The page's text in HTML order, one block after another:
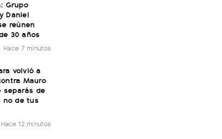
Grupo
Daniel
reúnen
30 años
Hace 7 minutos
volvió a
Mauro
separás de
no de tus
Hace 12 minutos